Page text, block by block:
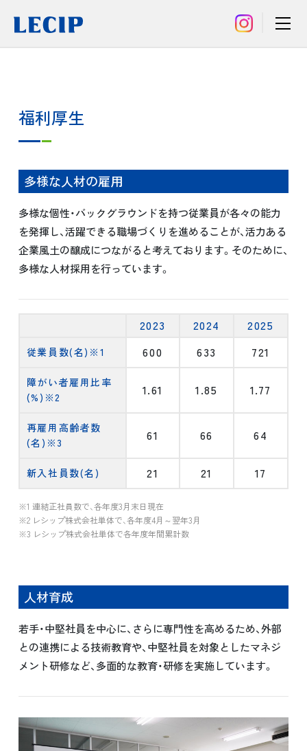
福利厚生
多様な人材の雇用
多様な個性・バックグラウンドを持つ従業員が各々の能力
を発揮し、活躍できる職場づくりを進めることが、活力ある
企業風土の醸成につながると考えております。そのために、
多様な人材採用を行っています。
2023 2024 2025
従業員数(名)※1 600 633 721
障がい者雇用比率
(%)※2
1.61 1.85 1.77
再雇用高齢者数
(名)※3
61 66 64
新入社員数(名) 21 21 17
※1 連結正社員数で、各年度3月末日現在
※2 レシップ株式会社単体で、各年度4月～翌年3月
※3 レシップ株式会社単体で各年度年間累計数
人材育成
若手・中堅社員を中心に、さらに専門性を高めるため、外部
との連携による技術教育や、中堅社員を対象としたマネジ
メント研修など、多面的な教育・研修を実施しています。